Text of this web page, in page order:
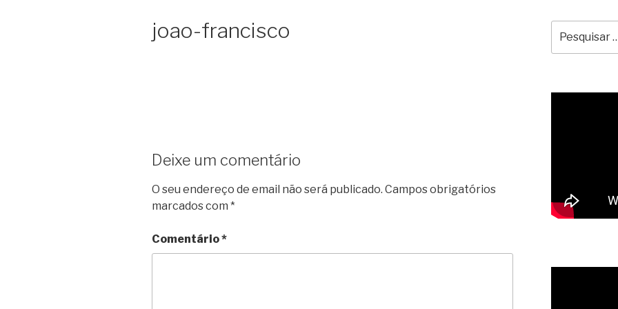
joao-francisco
Deixe um comentário
O seu endereço de email não será publicado. Campos obrigatórios
marcados com *
Comentário*
por: